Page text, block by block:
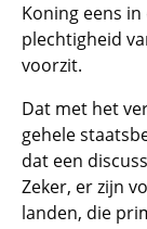
Koning eens
plechtigheid
voorzit.
Dat met het
gehele
dat een
Zeker, er zijn
landen, die